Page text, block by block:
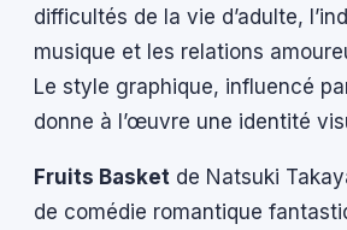
difficultés de la vie d’adulte,
musique et les relations
Le style graphique, influencé
donne à l’œuvre une identité
Fruits Basket de Natsuki
de comédie romantique